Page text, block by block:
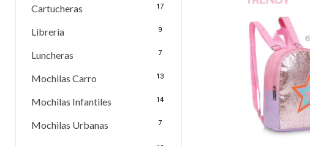
Cartucheras 17
Libreria 9
Luncheras 7
Mochilas Carro 13
Mochilas Infantiles 14
Mochilas Urbanas 7